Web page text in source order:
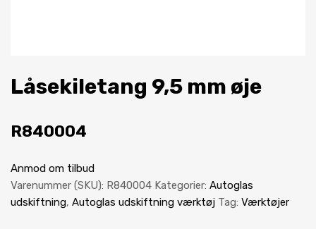
Låsekiletang 9,5 mm øje
R840004
Anmod om tilbud
Varenummer (SKU): R840004 Kategorier: Autoglas
udskiftning, Autoglas udskiftning værktøj Tag: Værktøjer